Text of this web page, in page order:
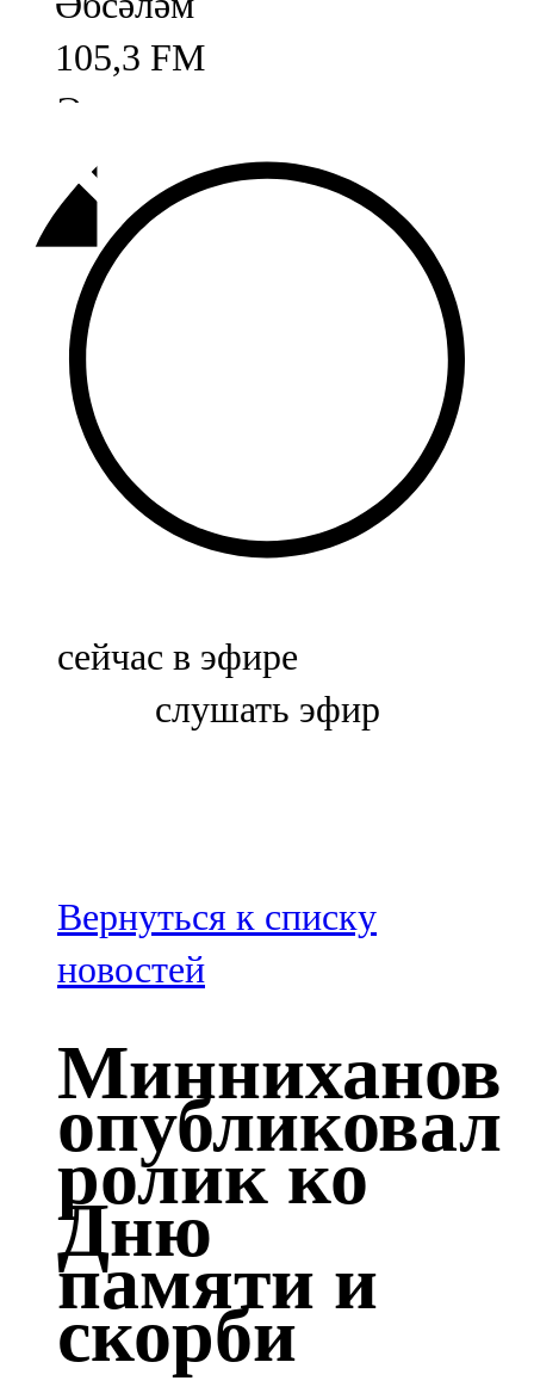
105,3 FM
Әлмәт
92,9 FM
Базарлы матак
107,1 FM
Балык бистәсе
104,9 FM
Баулы
107,5 FM
Биләр
Болгар
100,3 FM
Зәй
106,6 FM
Кадыбаш
105,2 FM
Казан
91,5 FM
Кайбыч
106,1 FM
Кама тамагы
сейчас в эфире
слушать эфир
Вернуться к списку
новостей
Минниханов
опубликовал
ролик ко
Дню
памяти и
скорби